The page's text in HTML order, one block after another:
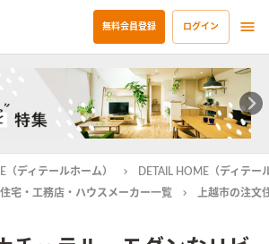
無料会員登録 ログイン
（ディテールホーム）
DETAIL HOME（ディテ
住宅・工務店・ハウスメーカー一覧 上越市の注文